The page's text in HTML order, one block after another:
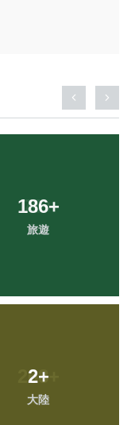
186+
旅遊
2+
大陸